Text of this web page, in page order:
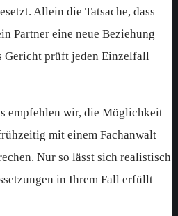
Allein die Tatsache, dass
Partner eine neue Beziehung
Gericht prüft jeden Einzelfall
empfehlen wir, die Möglichkeit
mit einem Fachanwalt
Nur so lässt sich realistisch
in Ihrem Fall erfüllt